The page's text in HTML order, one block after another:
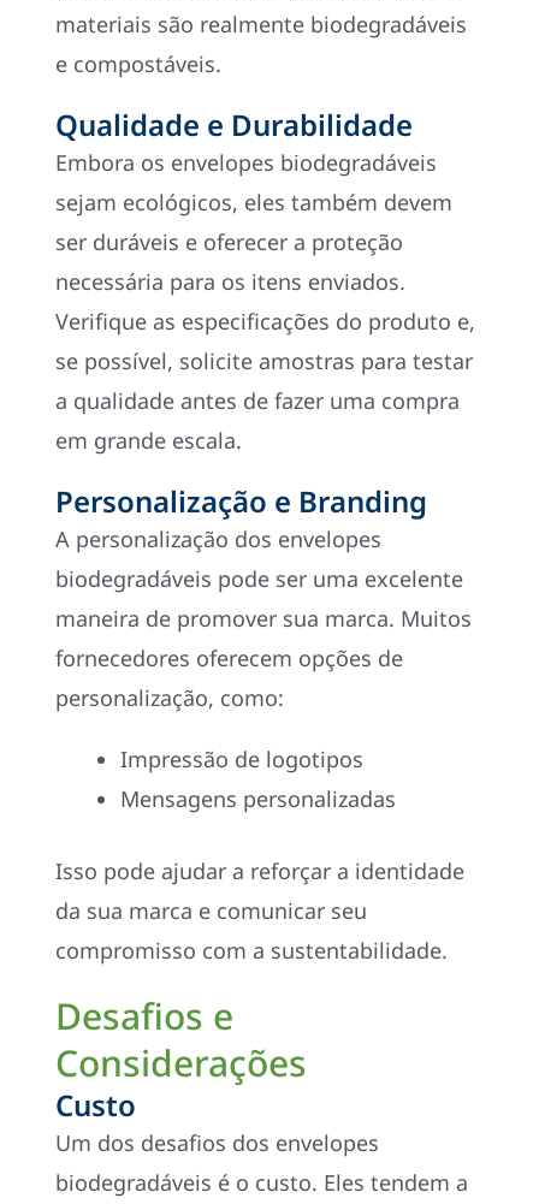
materiais são realmente biodegradáveis
e compostáveis.
Qualidade e Durabilidade
Embora os envelopes biodegradáveis
sejam ecológicos, eles também devem
ser duráveis e oferecer a proteção
necessária para os itens enviados.
Verifique as especificações do produto e,
se possível, solicite amostras para testar
a qualidade antes de fazer uma compra
em grande escala.
Personalização e Branding
A personalização dos envelopes
biodegradáveis pode ser uma excelente
maneira de promover sua marca. Muitos
fornecedores oferecem opções de
personalização, como:
Impressão de logotipos
Mensagens personalizadas
Isso pode ajudar a reforçar a identidade
da sua marca e comunicar seu
compromisso com a sustentabilidade.
Desafios e
Considerações
Custo
Um dos desafios dos envelopes
biodegradáveis é o custo. Eles tendem a